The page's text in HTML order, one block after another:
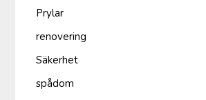
Prylar
renovering
Säkerhet
spådom